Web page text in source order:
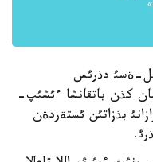
ةسئ دذرئس
كذن باتقانشا ءئشئپ-
بذزاتئن ئستةردةن